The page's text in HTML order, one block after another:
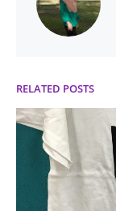
RELATED POSTS